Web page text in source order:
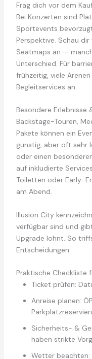
Frag dich vor dem
Bei Konzerten sind
Sportevents
Perspektive. Schau
Seatmaps an —
Unterschied. Für
frühzeitig, viele
Begleitservices an.
Besondere Erlebnisse
Backstage-Touren,
Pakete können ein
günstig, aber oft sehr
oder einen
auf inkludierte
Toiletten oder Early-
am Abend.
Illusion City
verfügbar sind und
Upgrade lohnt. So
Entscheidungen.
Praktische Checkliste
Ticket prüfen:
Anreise planen:
Sicherheits- &
haben strikte
Wetter